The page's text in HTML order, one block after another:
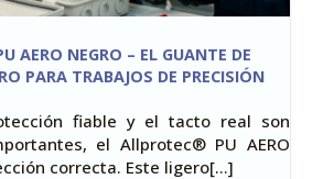
AERO NEGRO – EL GUANTE DE
PARA TRABAJOS DE PRECISIÓN
fiable y el tacto real son
el Allprotec® PU AERO
correcta. Este ligero[…]